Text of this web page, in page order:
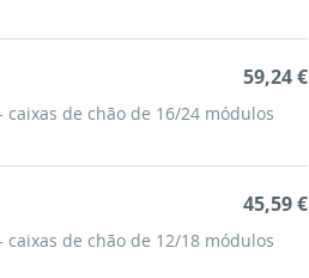
de chão de 16/24 módulos
59,24 €
de chão de 12/18 módulos
45,59 €